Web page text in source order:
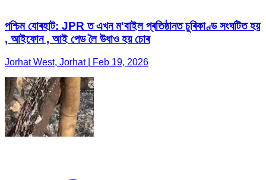
পশ্চিম যোৰহাট: JPR ত এখন ম'বাইল প্ৰতিষ্ঠানত চুৰিকাণ্ড সংঘটিত হয়
, আইফোন , আই পেড লৈ উধাও হয় চোৰ
Jorhat West, Jorhat | Feb 19, 2026